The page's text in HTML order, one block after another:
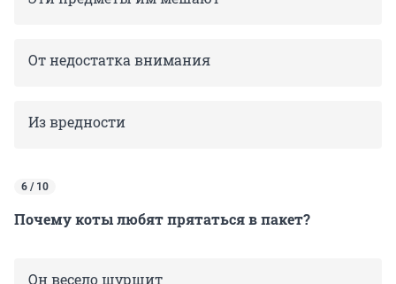
От недостатка внимания
Из вредности
6 / 10
Почему коты любят прятаться в пакет?
Он весело шуршит